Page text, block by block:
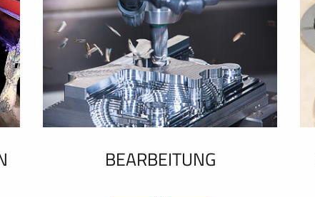
BEARBEITUNG